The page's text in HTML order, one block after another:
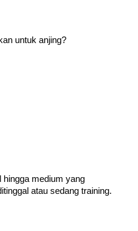
untuk anjing?
hingga medium yang
atau sedang training.